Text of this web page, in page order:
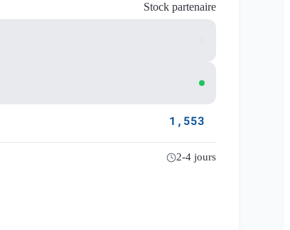
Stock partenaire
1,553
2-4 jours